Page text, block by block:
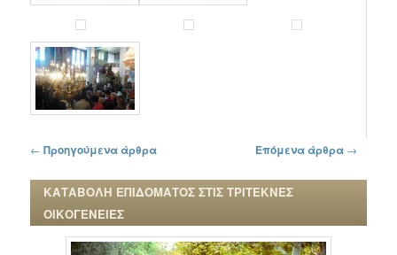
Πλοήγηση στα άρθρα
← Προηγούμενα άρθρα Επόμενα άρθρα →
ΚΑΤΑΒΟΛΗ ΕΠΙΔΟΜΑΤΟΣ ΣΤΙΣ ΤΡΙΤΕΚΝΕΣ
ΟΙΚΟΓΕΝΕΙΕΣ